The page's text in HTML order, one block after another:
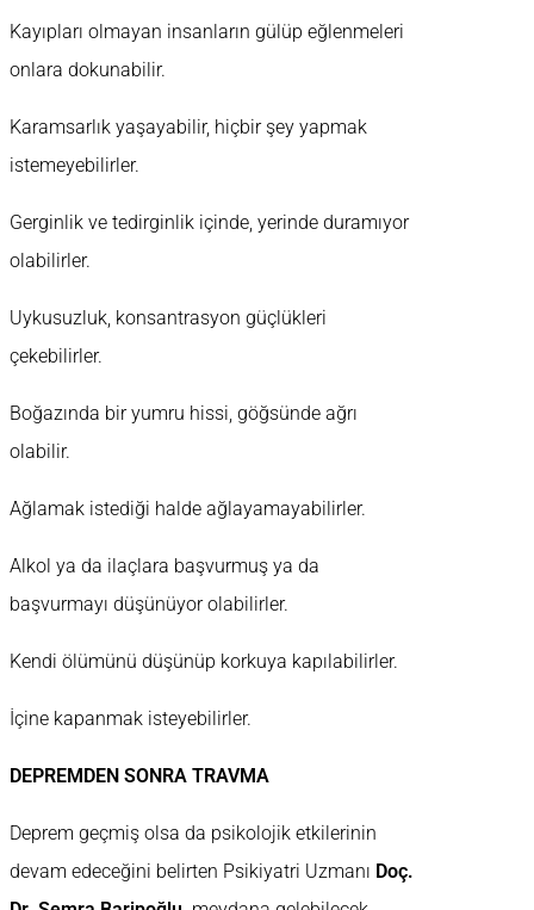
Kayıpları olmayan insanların gülüp eğlenmeleri
onlara dokunabilir.
Karamsarlık yaşayabilir, hiçbir şey yapmak
istemeyebilirler.
Gerginlik ve tedirginlik içinde, yerinde duramıyor
olabilirler.
Uykusuzluk, konsantrasyon güçlükleri
çekebilirler.
Boğazında bir yumru hissi, göğsünde ağrı
olabilir.
Ağlamak istediği halde ağlayamayabilirler.
Alkol ya da ilaçlara başvurmuş ya da
başvurmayı düşünüyor olabilirler.
Kendi ölümünü düşünüp korkuya kapılabilirler.
İçine kapanmak isteyebilirler.
DEPREMDEN SONRA TRAVMA
Deprem geçmiş olsa da psikolojik etkilerinin
devam edeceğini belirten Psikiyatri Uzmanı Doç.